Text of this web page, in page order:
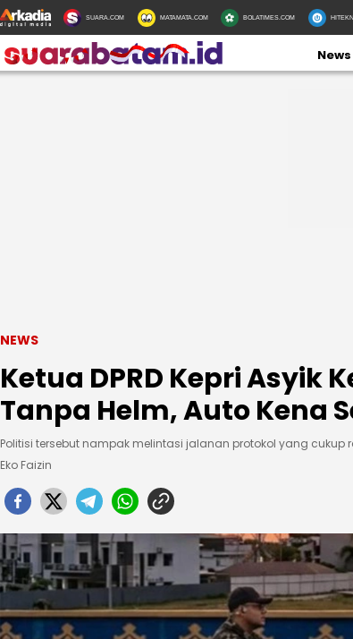
SUARA.COM MATAMATA.COM BOLATIMES.COM
News
NEWS
Ketua DPRD Kepri Asyik
Tanpa Helm, Auto Kena
Politisi tersebut nampak melintasi jalanan protokol yang cukup
Eko Faizin